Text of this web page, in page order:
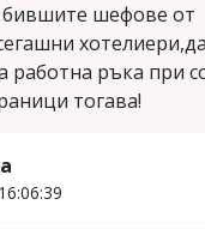
бившите шефове от
работна ръка при
тогава!